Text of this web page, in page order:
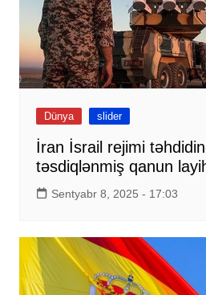
Dünya slider
İran İsrail rejimi
təsdiqlənmiş qanun
Sentyabr 8, 2025 - 17:03